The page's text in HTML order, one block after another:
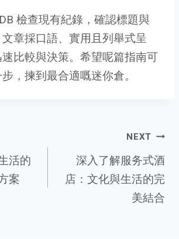
檢查現有紀錄，確認標題與
章採口語、實用且列舉式呈
比較與決策。希望呢篇指南可
，揀到最合適嘅迷你倉。
活的
案
NEXT
深入了解服务式酒
店：文化與生活的完
美結合